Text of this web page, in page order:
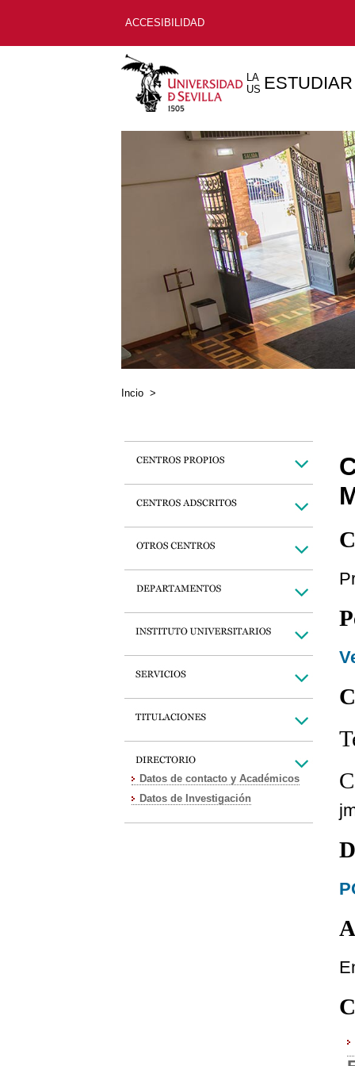
ACCESIBILIDAD
LA
US ESTUDIAR
Incio >
Datos de contacto y Académicos
Datos de Investigación